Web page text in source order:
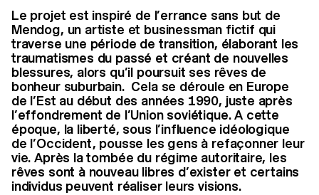
Le projet est inspiré de l’errance sans but de
Mendog, un artiste et businessman fictif qui
traverse une période de transition, élaborant les
traumatismes du passé et créant de nouvelles
blessures, alors qu’il poursuit ses rêves de
bonheur suburbain. Cela se déroule en Europe
de l’Est au début des années 1990, juste après
l’effondrement de l’Union soviétique. A cette
époque, la liberté, sous l’influence idéologique
de l’Occident, pousse les gens à refaçonner leur
vie. Après la tombée du régime autoritaire, les
rêves sont à nouveau libres d’exister et certains
individus peuvent réaliser leurs visions.